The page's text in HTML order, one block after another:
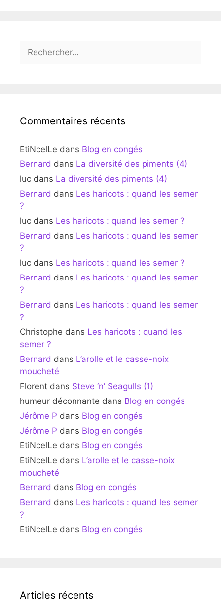
Commentaires récents
EtiNcelLe dans Blog en congés
Bernard dans La diversité des piments (4)
luc dans La diversité des piments (4)
Bernard dans Les haricots : quand les semer
?
luc dans Les haricots : quand les semer ?
Bernard dans Les haricots : quand les semer
?
luc dans Les haricots : quand les semer ?
Bernard dans Les haricots : quand les semer
?
Bernard dans Les haricots : quand les semer
?
Christophe dans Les haricots : quand les
semer ?
Bernard dans L’arolle et le casse-noix
moucheté
Florent dans Steve ‘n’ Seagulls (1)
humeur déconnante dans Blog en congés
Jérôme P dans Blog en congés
Jérôme P dans Blog en congés
EtiNcelLe dans Blog en congés
EtiNcelLe dans L’arolle et le casse-noix
moucheté
Bernard dans Blog en congés
Bernard dans Les haricots : quand les semer
?
EtiNcelLe dans Blog en congés
Articles récents